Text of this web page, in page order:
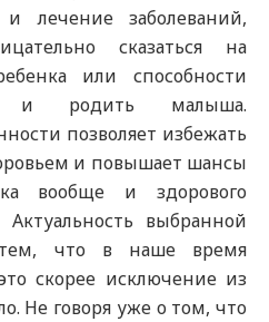
лечение заболеваний,
сказаться на
или способности
и родить малыша.
позволяет избежать
и повышает шансы
вообще и здорового
выбранной
тем, что в наше время
скорее исключение из
Не говоря уже о том, что